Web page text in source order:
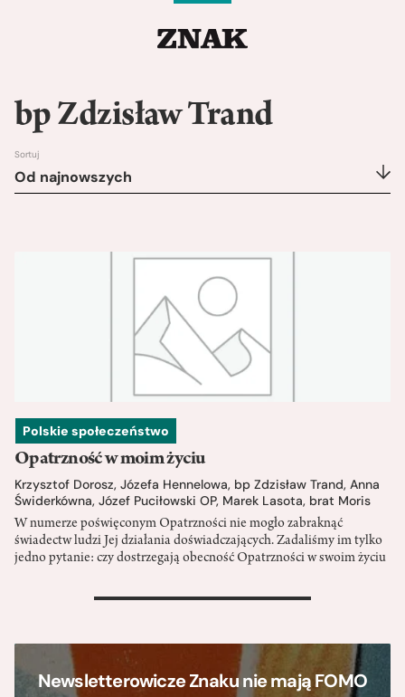
bp Zdzisław Trand
Sortuj
Od najnowszych
Polskie społeczeństwo
Opatrzność w moim życiu
Krzysztof Dorosz, Józefa Hennelowa, bp Zdzisław Trand, Anna
Świderkówna, Józef Puciłowski OP, Marek Lasota, brat Moris
W numerze poświęconym Opatrzności nie mogło zabraknąć
świadectw ludzi Jej działania doświadczających. Zadaliśmy im tylko
jedno pytanie: czy dostrzegają obecność Opatrzności w swoim życiu
>
Newsletterowicze Znaku nie mają FOMO